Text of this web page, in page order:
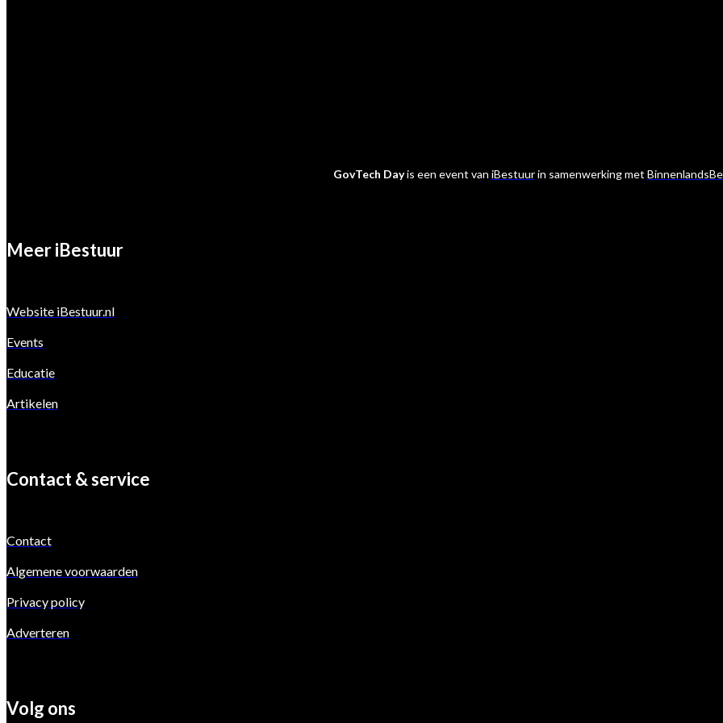
GovTech Dayis een event van iBestuurin samenwerking met
Meer iBestuur
Website iBestuur.nl
Events
Educatie
Artikelen
Contact & service
Contact
Algemene voorwaarden
Privacy policy
Adverteren
Volg ons